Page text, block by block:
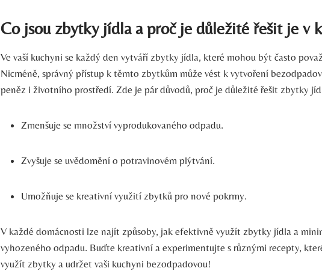
Co jsou zbytky jídla a proč je důležité řešit je v
Ve vaší kuchyni se každý den vytváří zbytky jídla, které mohou být často
Nicméně, správný přístup k těmto zbytkům může vést k vytvoření
peněz i životního prostředí. Zde je pár důvodů, proč je důležité řešit zbytky
Zmenšuje se množství vyprodukovaného odpadu.
Zvyšuje se uvědomění o potravinovém plýtvání.
Umožňuje se kreativní využití zbytků pro nové pokrmy.
V každé domácnosti lze najít způsoby, jak efektivně využít zbytky jídla a
vyhozeného odpadu. Buďte kreativní a experimentujte s různými recepty,
využít zbytky a udržet vaši kuchyni bezodpadovou!